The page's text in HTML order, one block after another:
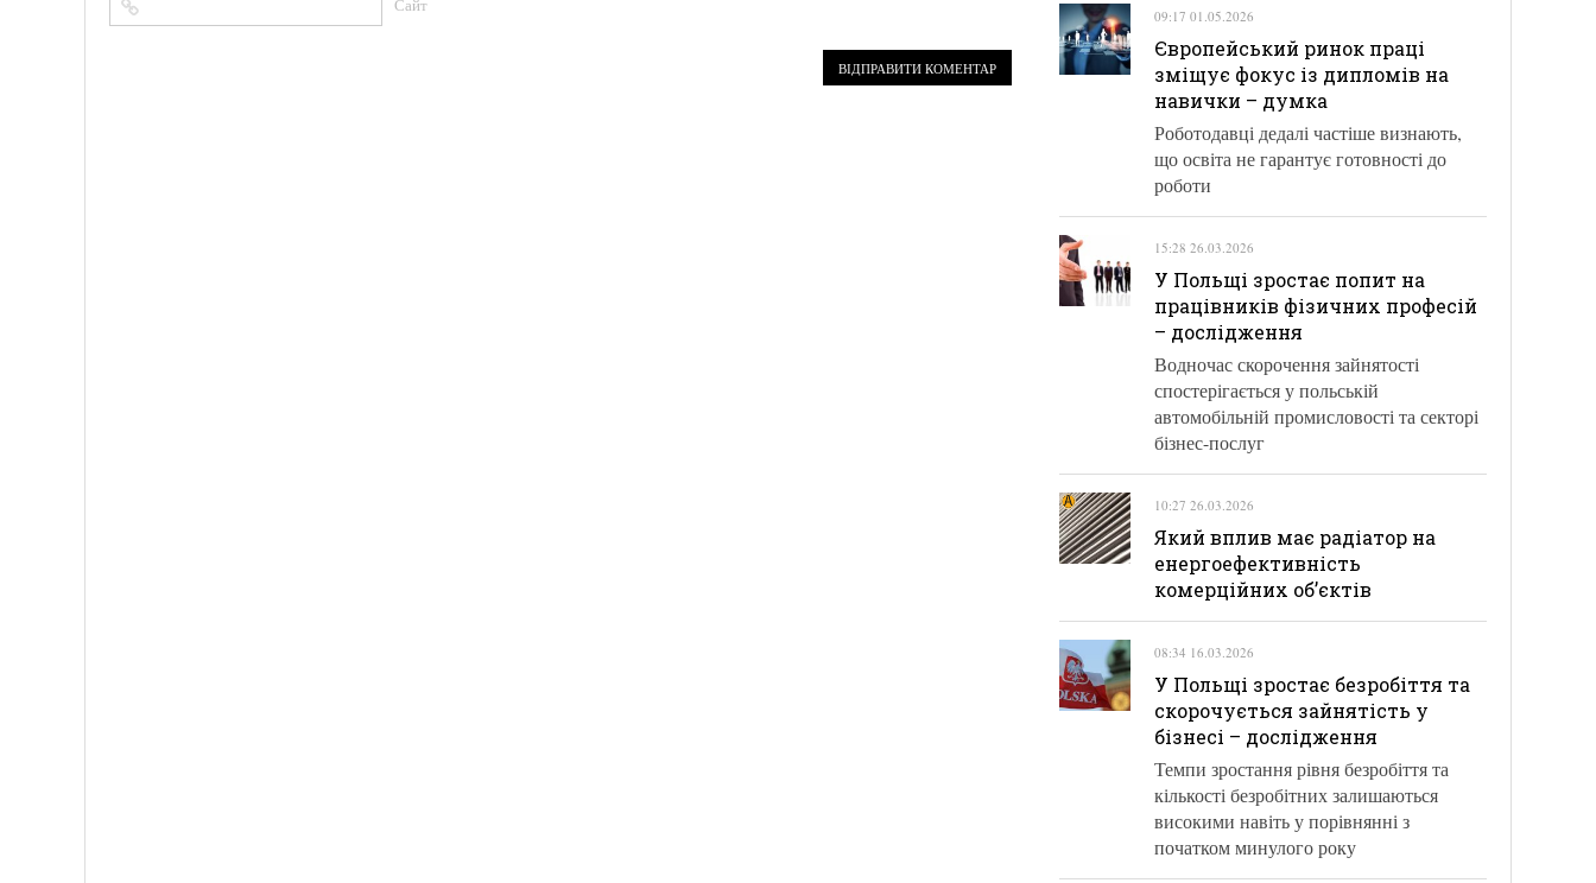
Сайт
09:17 01.05.2026
Європейський ринок праці
зміщує фокус із дипломів на
навички – думка
Роботодавці дедалі частіше визнають,
що освіта не гарантує готовності до
роботи
15:28 26.03.2026
У Польщі зростає попит на
працівників фізичних професій
– дослідження
Водночас скорочення зайнятості
спостерігається у польській
автомобільній промисловості та секторі
бізнес-послуг
10:27 26.03.2026
Який вплив має радіатор на
енергоефективність
комерційних об’єктів
08:34 16.03.2026
У Польщі зростає безробіття та
скорочується зайнятість у
бізнесі – дослідження
Темпи зростання рівня безробіття та
кількості безробітних залишаються
високими навіть у порівнянні з
початком минулого року